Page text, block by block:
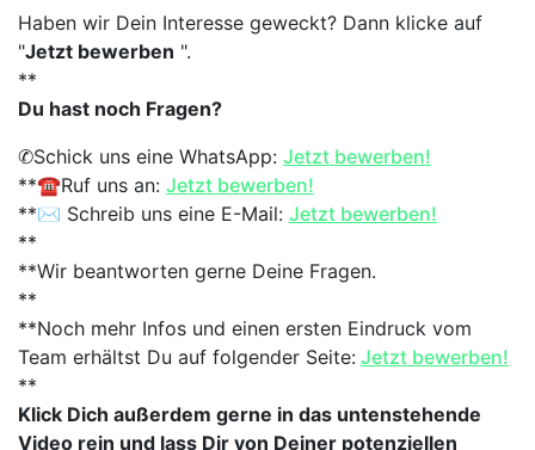
Haben wir Dein Interesse geweckt? Dann klicke auf
"Jetzt bewerben ".
**
Du hast noch Fragen?
✆Schick uns eine WhatsApp: Jetzt bewerben!
**☎Ruf uns an: Jetzt bewerben!
**✉ Schreib uns eine E-Mail: Jetzt bewerben!
**
**Wir beantworten gerne Deine Fragen.
**
**Noch mehr Infos und einen ersten Eindruck vom
Team erhältst Du auf folgender Seite: Jetzt bewerben!
**
Klick Dich außerdem gerne in das untenstehende
Video rein und lass Dir von Deiner potenziellen